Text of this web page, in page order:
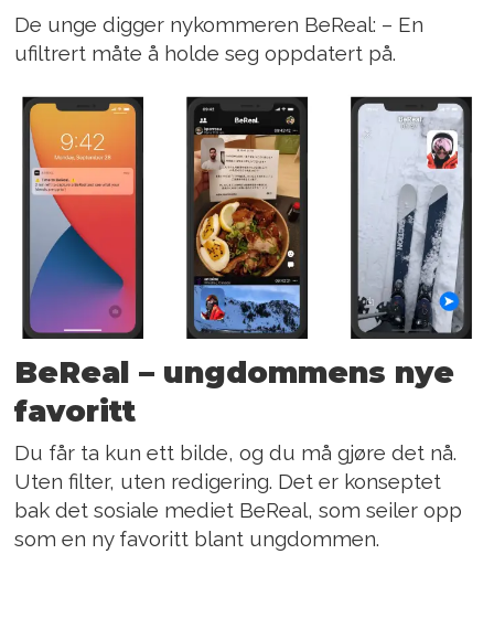
De unge digger nykommeren BeReal: – En
ufiltrert måte å holde seg oppdatert på.
BeReal – ungdommens nye
favoritt
Du får ta kun ett bilde, og du må gjøre det nå.
Uten filter, uten redigering. Det er konseptet
bak det sosiale mediet BeReal, som seiler opp
som en ny favoritt blant ungdommen.